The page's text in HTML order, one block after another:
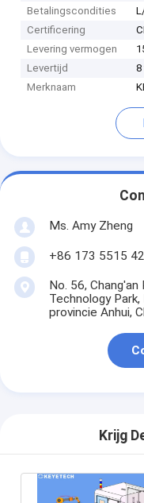
Betalingscondities
Certificering
Levering vermogen
Levertijd
Merknaam
Ms. Amy Zheng
+86 173 5515
No. 56, Chang'an
Technology
provincie Anhui,
Krijg